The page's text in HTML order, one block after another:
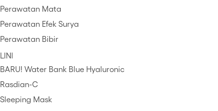
Perawatan Mata
Perawatan Efek Surya
Perawatan Bibir
LINI
BARU! Water Bank Blue Hyaluronic
Rasdian-C
Sleeping Mask